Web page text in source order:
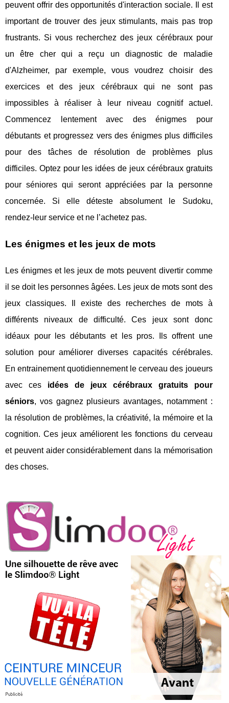
peuvent offrir des opportunités d'interaction sociale. Il est
important de trouver des jeux stimulants, mais pas trop
frustrants. Si vous recherchez des jeux cérébraux pour
un être cher qui a reçu un diagnostic de maladie
d'Alzheimer, par exemple, vous voudrez choisir des
exercices et des jeux cérébraux qui ne sont pas
impossibles à réaliser à leur niveau cognitif actuel.
Commencez lentement avec des énigmes pour
débutants et progressez vers des énigmes plus difficiles
pour des tâches de résolution de problèmes plus
difficiles. Optez pour les idées de jeux cérébraux gratuits
pour séniores qui seront appréciées par la personne
concernée. Si elle déteste absolument le Sudoku,
rendez-leur service et ne l’achetez pas.
Les énigmes et les jeux de mots
Les énigmes et les jeux de mots peuvent divertir comme
il se doit les personnes âgées. Les jeux de mots sont des
jeux classiques. Il existe des recherches de mots à
différents niveaux de difficulté. Ces jeux sont donc
idéaux pour les débutants et les pros. Ils offrent une
solution pour améliorer diverses capacités cérébrales.
En entrainement quotidiennement le cerveau des joueurs
avec ces idées de jeux cérébraux gratuits pour
séniors, vos gagnez plusieurs avantages, notamment :
la résolution de problèmes, la créativité, la mémoire et la
cognition. Ces jeux améliorent les fonctions du cerveau
et peuvent aider considérablement dans la mémorisation
des choses.